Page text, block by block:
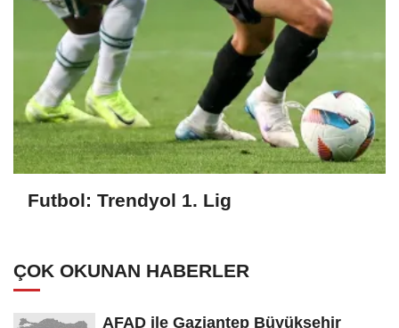
Futbol: Trendyol 1. Lig
ÇOK OKUNAN HABERLER
AFAD ile Gaziantep Büyükşehir